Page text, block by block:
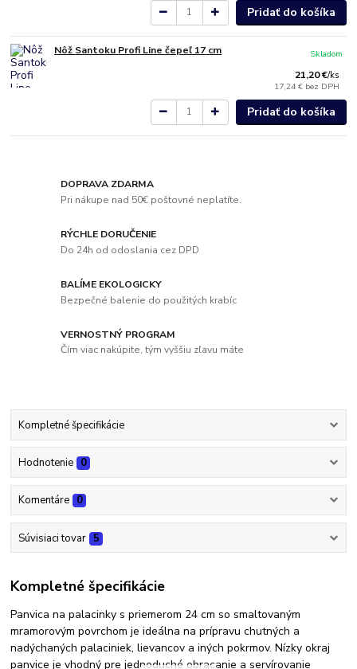
Pridať do košíka
Nôž Santoku Profi Line čepeľ 17 cm
21,20 €/ks
17,24 € bez DPH
Skladom
Pridať do košíka
DOPRAVA ZDARMA
Pri nákupe nad 50€ poštovné neplatíte.
RÝCHLE DORUČENIE
Do 24h od odoslania cez DPD
BALÍME EKOLOGICKY
Bezpečné balenie do použitých krabíc
VERNOSTNÝ PROGRAM
Čím viac nakúpite, tým vyššiu zľavu máte
Kompletné špecifikácie
Hodnotenie 0
Komentáre 0
Súvisiaci tovar 5
Kompletné špecifikácie
Panvica na palacinky s priemerom 24 cm so smaltovaným
mramorovým povrchom je ideálna na prípravu chutných a
nadýchaných palaciniek, lievancov a iných pokrmov. Nízky okraj
panvice je vhodný pre jednoduché obracanie a servírovanie